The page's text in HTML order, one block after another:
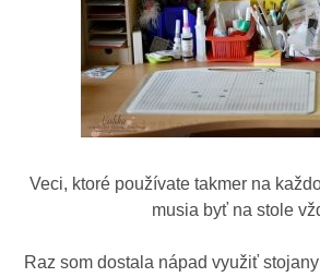
Veci, ktoré používate takmer na
musia byť na stole
Raz som dostala nápad využiť